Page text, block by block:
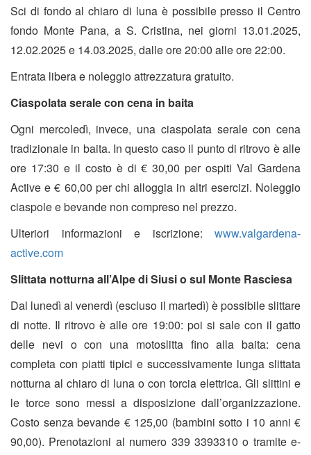
Sci di fondo al chiaro di luna è possibile presso il Centro
fondo Monte Pana, a S. Cristina, nei giorni 13.01.2025,
12.02.2025 e 14.03.2025, dalle ore 20:00 alle ore 22:00.
Entrata libera e noleggio attrezzatura gratuito.
Ciaspolata serale con cena in baita
Ogni mercoledì, invece, una ciaspolata serale con cena
tradizionale in baita. In questo caso il punto di ritrovo è alle
ore 17:30 e il costo è di € 30,00 per ospiti Val Gardena
Active e € 60,00 per chi alloggia in altri esercizi. Noleggio
ciaspole e bevande non compreso nel prezzo.
Ulteriori informazioni e iscrizione: www.valgardena-
active.com
Slittata notturna all’Alpe di Siusi o sul Monte Rasciesa
Dal lunedì al venerdì (escluso il martedì) è possibile slittare
di notte. Il ritrovo è alle ore 19:00: poi si sale con il gatto
delle nevi o con una motoslitta fino alla baita: cena
completa con piatti tipici e successivamente lunga slittata
notturna al chiaro di luna o con torcia elettrica. Gli slittini e
le torce sono messi a disposizione dall’organizzazione.
Costo senza bevande € 125,00 (bambini sotto i 10 anni €
90,00). Prenotazioni al numero 339 3393310 o tramite e-